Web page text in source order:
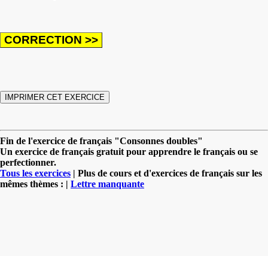
Fin de l'exercice de français "Consonnes doubles"
Un exercice de français gratuit pour apprendre le français ou se
perfectionner.
Tous les exercices | Plus de cours et d'exercices de français sur les
mêmes thèmes : | Lettre manquante